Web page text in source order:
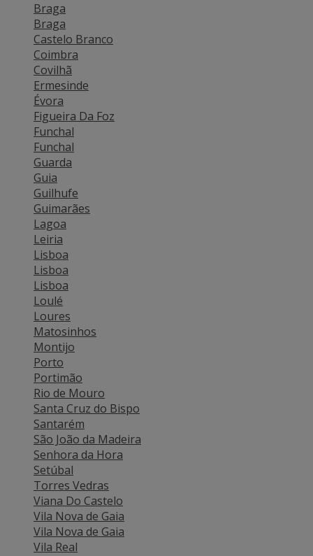
Braga
Braga
Castelo Branco
Coimbra
Covilhã
Ermesinde
Évora
Figueira Da Foz
Funchal
Funchal
Guarda
Guia
Guilhufe
Guimarães
Lagoa
Leiria
Lisboa
Lisboa
Lisboa
Loulé
Loures
Matosinhos
Montijo
Porto
Portimão
Rio de Mouro
Santa Cruz do Bispo
Santarém
São João da Madeira
Senhora da Hora
Setúbal
Torres Vedras
Viana Do Castelo
Vila Nova de Gaia
Vila Nova de Gaia
Vila Real